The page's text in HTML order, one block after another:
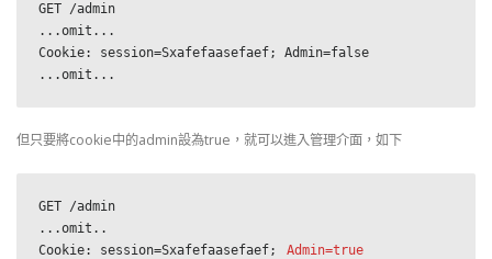
GET /admin
...omit...
Cookie: session=Sxafefaasefaef; Admin=false
...omit...
但只要將cookie中的admin設為true，就可以進入管理介面，如下
GET /admin
...omit..
Cookie: session=Sxafefaasefaef;
Admin=true